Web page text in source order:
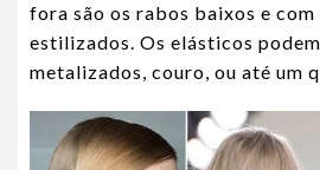
fora são os rabos baixos e
estilizados. Os elásticos
metalizados, couro, ou até um